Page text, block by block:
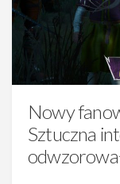
Nowy
Sztuczna